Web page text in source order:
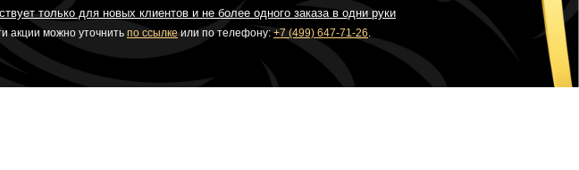
только для новых клиентов и не более одного заказа в одни руки
акции можно уточнить по ссылкеили по телефону:+7 (499) 647-71-26.